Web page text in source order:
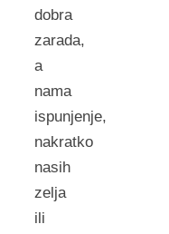
dobra
zarada,
a
nama
ispunjenje,
nakratko
nasih
zelja
ili